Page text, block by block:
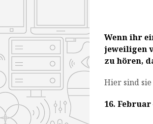
Wenn ihr
jeweiligen
zu hören,
Hier sind
16. Februar